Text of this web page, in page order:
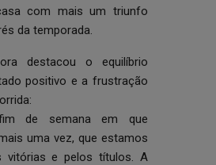
com mais um triunfo
da temporada.
destacou o equilíbrio
positivo e a frustração
de semana em que
uma vez, que estamos
vitórias e pelos títulos. A